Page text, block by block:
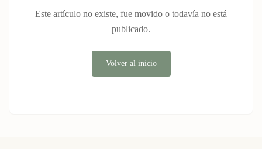
Este artículo no existe, fue movido o todavía no está
publicado.
Volver al inicio